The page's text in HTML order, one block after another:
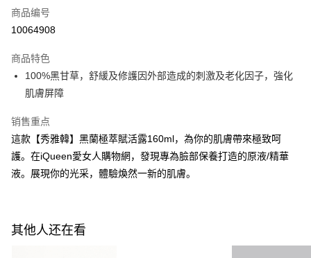
相关说明
一、關於 AFTEE先享後付
窗。
2. 進行簡訊驗證之後，即可完成結帳手續。
3. 訂單確認後不需事先繳費，商品會配送至您的指定地址。
4. 下訂完成後，您的手機會收到一封繳費通知簡訊，APP會員則會收到
APP於四大便利商店‧ATM/網銀等方式進行付款。
請留意繳費期限為 14 天。唯有下載 AFTEE App 成為 AFTEE 會員者方能享
有最長 45 天內付款之服務。
商品與否，仍需要請您在AFTEE規定的時間內完成繳費。
ATM付款
运送方式
全家付款取貨
付款後全家取貨
每笔NT$100，满NT$600(含以上)免运费
付款後萊爾富取貨
商品编号
10064908
商品特色
100%黑甘草，舒緩及修護因外部造成的刺激及老化因子，強化
肌膚屏障
销售重点
這款【秀雅韓】黑蘭極萃賦活露160ml，為你的肌膚帶來極致呵
護。在iQueen愛女人購物網，發現專為臉部保養打造的原液/精華
液。展現你的光采，體驗煥然一新的肌膚。
其他人还在看